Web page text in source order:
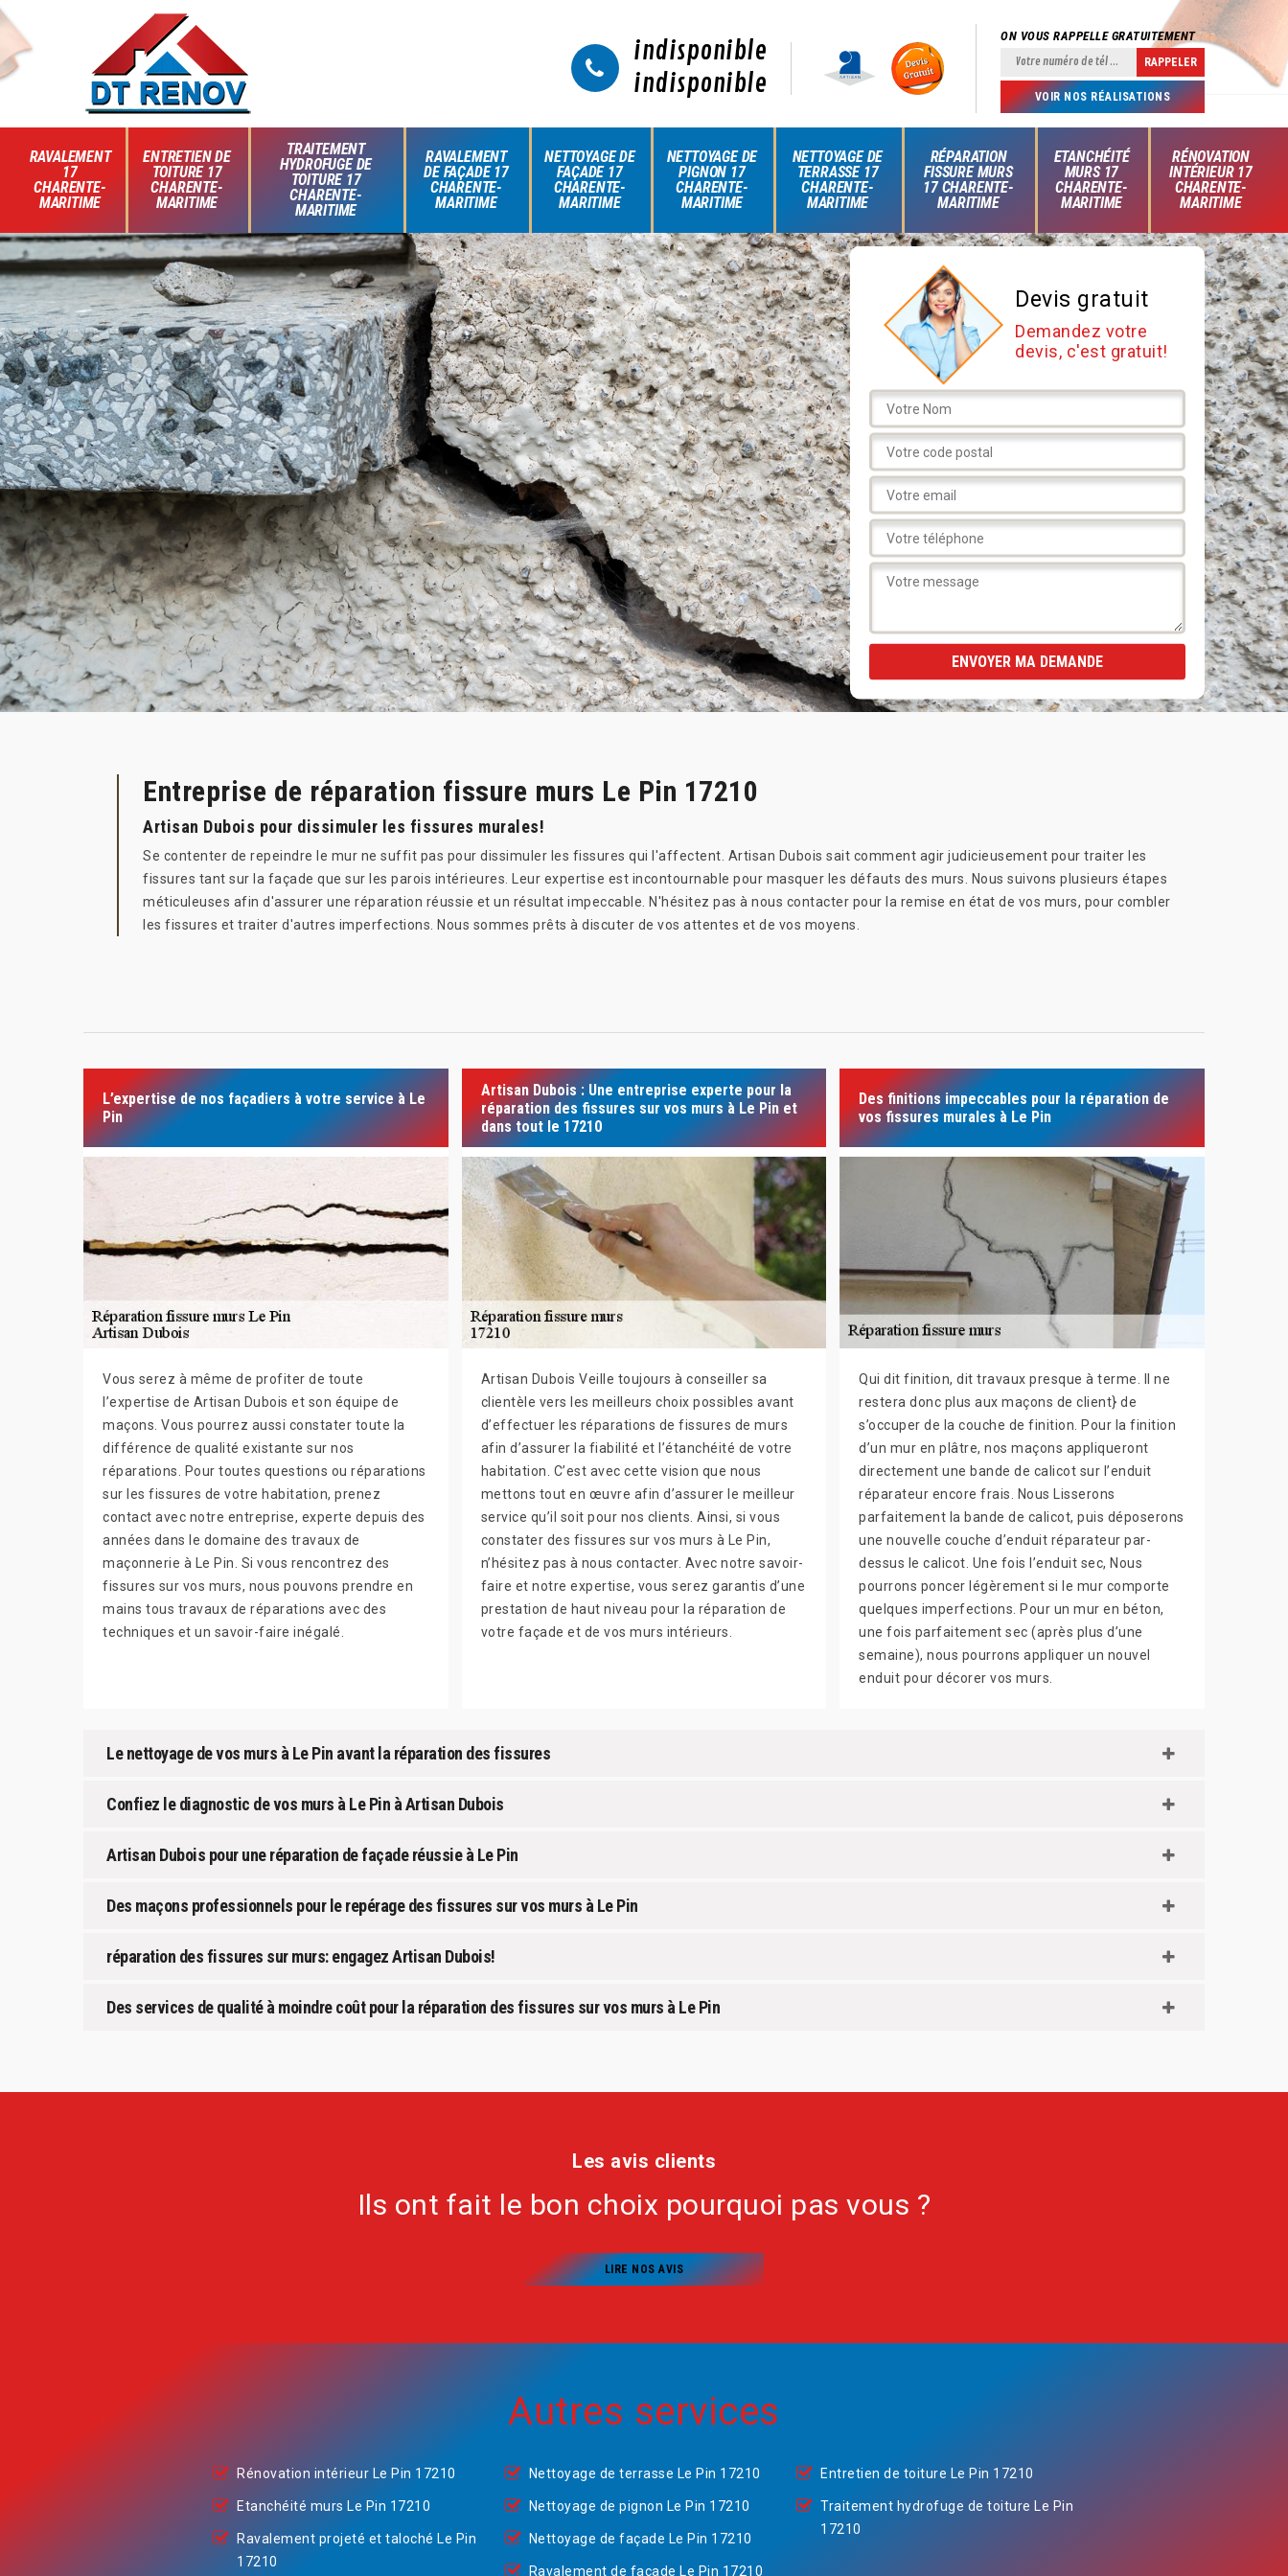
indisponible
indisponible
ON VOUS RAPPELLE GRATUITEMENT
VOIR NOS RÉALISATIONS
RAVALEMENT
17
CHARENTE-
MARITIME
ENTRETIEN DE
TOITURE 17
CHARENTE-
MARITIME
TRAITEMENT
HYDROFUGE DE
TOITURE 17
CHARENTE-
MARITIME
RAVALEMENT
DE FAÇADE 17
CHARENTE-
MARITIME
NETTOYAGE DE
FAÇADE 17
CHARENTE-
MARITIME
NETTOYAGE DE
PIGNON 17
CHARENTE-
MARITIME
NETTOYAGE DE
TERRASSE 17
CHARENTE-
MARITIME
RÉPARATION
FISSURE MURS
17 CHARENTE-
MARITIME
ETANCHÉITÉ
MURS 17
CHARENTE-
MARITIME
RÉNOVATION
INTÉRIEUR 17
CHARENTE-
MARITIME
Devis gratuit
Demandez votre
devis, c'est gratuit!
Entreprise de réparation fissure murs Le Pin 17210
Artisan Dubois pour dissimuler les fissures murales!
Se contenter de repeindre le mur ne suffit pas pour dissimuler les fissures qui l'affectent. Artisan Dubois sait comment agir judicieusement pour traiter les
fissures tant sur la façade que sur les parois intérieures. Leur expertise est incontournable pour masquer les défauts des murs. Nous suivons plusieurs étapes
méticuleuses afin d'assurer une réparation réussie et un résultat impeccable. N'hésitez pas à nous contacter pour la remise en état de vos murs, pour combler
les fissures et traiter d'autres imperfections. Nous sommes prêts à discuter de vos attentes et de vos moyens.
L’expertise de nos façadiers à votre service à Le
Pin
Vous serez à même de profiter de toute
l’expertise de Artisan Dubois et son équipe de
maçons. Vous pourrez aussi constater toute la
différence de qualité existante sur nos
réparations. Pour toutes questions ou réparations
sur les fissures de votre habitation, prenez
contact avec notre entreprise, experte depuis des
années dans le domaine des travaux de
maçonnerie à Le Pin. Si vous rencontrez des
fissures sur vos murs, nous pouvons prendre en
mains tous travaux de réparations avec des
techniques et un savoir-faire inégalé.
Artisan Dubois : Une entreprise experte pour la
réparation des fissures sur vos murs à Le Pin et
dans tout le 17210
Artisan Dubois Veille toujours à conseiller sa
clientèle vers les meilleurs choix possibles avant
d’effectuer les réparations de fissures de murs
afin d’assurer la fiabilité et l’étanchéité de votre
habitation. C’est avec cette vision que nous
mettons tout en œuvre afin d’assurer le meilleur
service qu’il soit pour nos clients. Ainsi, si vous
constater des fissures sur vos murs à Le Pin,
n’hésitez pas à nous contacter. Avec notre savoir-
faire et notre expertise, vous serez garantis d’une
prestation de haut niveau pour la réparation de
votre façade et de vos murs intérieurs.
Des finitions impeccables pour la réparation de
vos fissures murales à Le Pin
Qui dit finition, dit travaux presque à terme. Il ne
restera donc plus aux maçons de client} de
s’occuper de la couche de finition. Pour la finition
d’un mur en plâtre, nos maçons appliqueront
directement une bande de calicot sur l’enduit
réparateur encore frais. Nous Lisserons
parfaitement la bande de calicot, puis déposerons
une nouvelle couche d’enduit réparateur par-
dessus le calicot. Une fois l’enduit sec, Nous
pourrons poncer légèrement si le mur comporte
quelques imperfections. Pour un mur en béton,
une fois parfaitement sec (après plus d’une
semaine), nous pourrons appliquer un nouvel
enduit pour décorer vos murs.
Le nettoyage de vos murs à Le Pin avant la réparation des fissures
Confiez le diagnostic de vos murs à Le Pin à Artisan Dubois
Artisan Dubois pour une réparation de façade réussie à Le Pin
Des maçons professionnels pour le repérage des fissures sur vos murs à Le Pin
réparation des fissures sur murs: engagez Artisan Dubois!
Des services de qualité à moindre coût pour la réparation des fissures sur vos murs à Le Pin
Les avis clients
Ils ont fait le bon choix pourquoi pas vous ?
LIRE NOS AVIS
Autres services
Rénovation intérieur Le Pin 17210
Etanchéité murs Le Pin 17210
Ravalement projeté et taloché Le Pin
17210
Nettoyage de terrasse Le Pin 17210
Nettoyage de pignon Le Pin 17210
Nettoyage de façade Le Pin 17210
Ravalement de façade Le Pin 17210
Entretien de toiture Le Pin 17210
Traitement hydrofuge de toiture Le Pin
17210